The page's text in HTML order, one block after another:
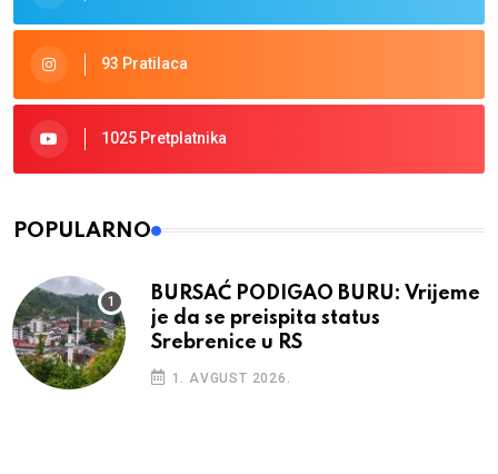
93 Pratilaca
1025 Pretplatnika
POPULARNO
BURSAĆ PODIGAO BURU: Vrijeme
je da se preispita status
Srebrenice u RS
1. AVGUST 2026.